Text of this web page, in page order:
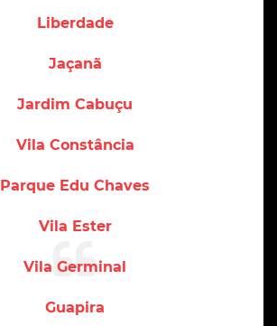
Liberdade
Jaçanã
Jardim Cabuçu
Vila Constância
Parque Edu Chaves
Vila Ester
Vila Germinal
Guapira